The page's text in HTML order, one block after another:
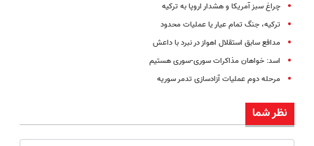
چراغ سبز آمریکا و هشدار اروپا به ترکیه
ترکیه، جنگ تمام عیار یا عملیات محدود
مدافع سابق استقلال اهواز در نبرد با داعش
اسد: خواهان مذاکرات سوری-سوری هستیم
مرحله دوم عملیات آزادسازی تدمر سوریه
نظر شما